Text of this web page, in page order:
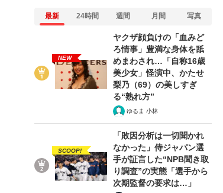
最新 24時間 週間 月間 写真
NEW
ヤクザ顔負けの「血みど
ろ情事」豊満な身体を舐
めまわされ…「自称16歳
美少女」怪演中、かたせ
梨乃（69）の美しすぎ
る“熟れ方”
ゆるま 小林
SCOOP!
「敗因分析は一切聞かれ
なかった」侍ジャパン選
手が証言した“NPB聞き取
り調査”の実態「選手から
次期監督の要求は…」